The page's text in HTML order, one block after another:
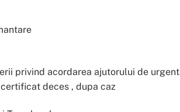
privind acordarea ajutorului de
deces , dupa caz